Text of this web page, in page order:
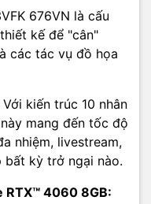
676VN là cấu
kế để "cân"
các tác vụ đồ họa
Với kiến trúc 10 nhân
mang đến tốc độ
nhiệm, livestream,
bất kỳ trở ngại nào.
RTX™ 4060 8GB: